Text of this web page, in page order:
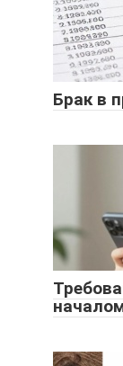
Брак в